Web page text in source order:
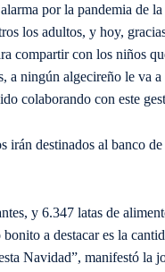
por la pandemia de
los adultos, y hoy,
compartir con los niños
a ningún algecireño le va
colaborando con este
irán destinados al banco
y 6.347 latas de
a destacar es la
Navidad”, manifestó la